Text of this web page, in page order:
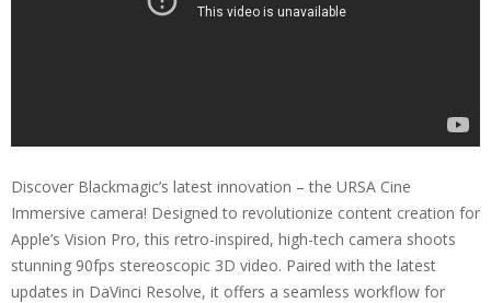
Discover Blackmagic’s latest innovation – the URSA Cine
Immersive camera! Designed to revolutionize content creation for
Apple’s Vision Pro, this retro-inspired, high-tech camera shoots
stunning 90fps stereoscopic 3D video. Paired with the latest
updates in DaVinci Resolve, it offers a seamless workflow for